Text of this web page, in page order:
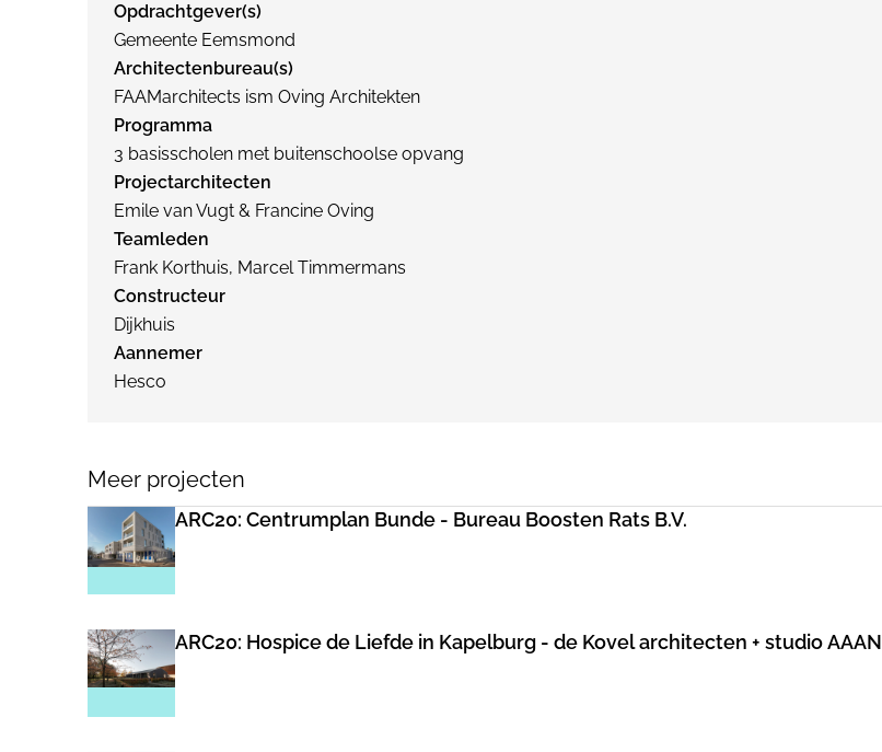
Opdrachtgever(s)
Gemeente Eemsmond
Architectenbureau(s)
FAAMarchitects ism Oving Architekten
Programma
3 basisscholen met buitenschoolse opvang
Projectarchitecten
Emile van Vugt & Francine Oving
Teamleden
Frank Korthuis, Marcel Timmermans
Constructeur
Dijkhuis
Aannemer
Hesco
Meer projecten
ARC20: Centrumplan Bunde - Bureau Boosten Rats B.V.
ARC20: Hospice de Liefde in Kapelburg - de Kovel architecten + studio AAAN